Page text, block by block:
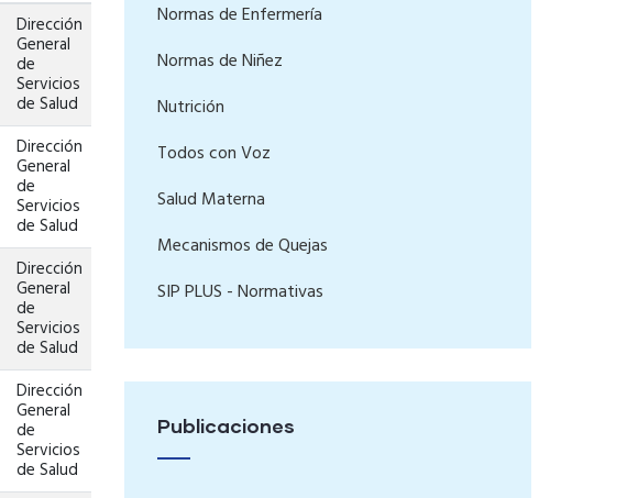
Dirección
General
de
Servicios
de Salud
Dirección
General
de
Servicios
de Salud
Dirección
General
de
Servicios
de Salud
Dirección
General
de
Servicios
de Salud
Normas de Enfermería
Normas de Niñez
Nutrición
Todos con Voz
Salud Materna
Mecanismos de Quejas
SIP PLUS - Normativas
Publicaciones